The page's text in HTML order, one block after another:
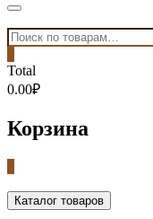
Topbar
Menu
Искать:
Total
0.00₽
Корзина
Каталог товаров